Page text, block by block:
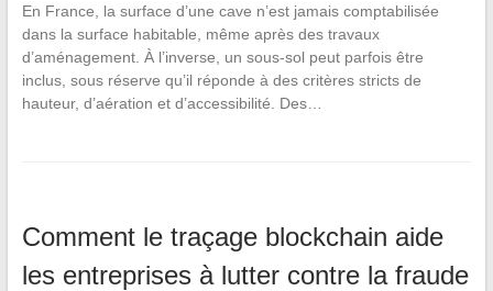
En France, la surface d’une cave n’est jamais comptabilisée
dans la surface habitable, même après des travaux
d’aménagement. À l’inverse, un sous-sol peut parfois être
inclus, sous réserve qu’il réponde à des critères stricts de
hauteur, d’aération et d’accessibilité. Des…
Comment le traçage blockchain aide
les entreprises à lutter contre la fraude